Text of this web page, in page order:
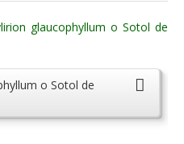
o Sotol de